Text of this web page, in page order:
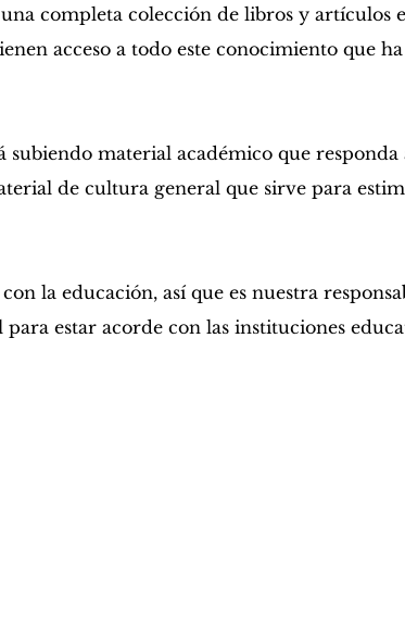
completa colección de libros y artículos
acceso a todo este conocimiento que
subiendo material académico que responda
de cultura general que sirve para
la educación, así que es nuestra
estar acorde con las instituciones